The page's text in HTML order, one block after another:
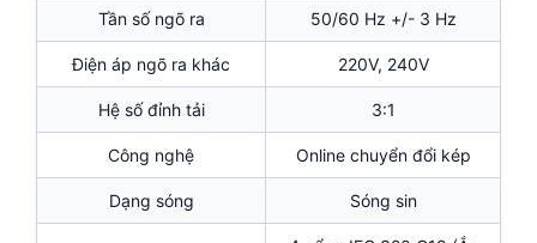
Tần số ngõ ra 50/60 Hz +/- 3 Hz
Điện áp ngõ ra khác 220V, 240V
Hệ số đỉnh tải 3:1
Công nghệ Online chuyển đổi kép
Dạng sóng Sóng sin